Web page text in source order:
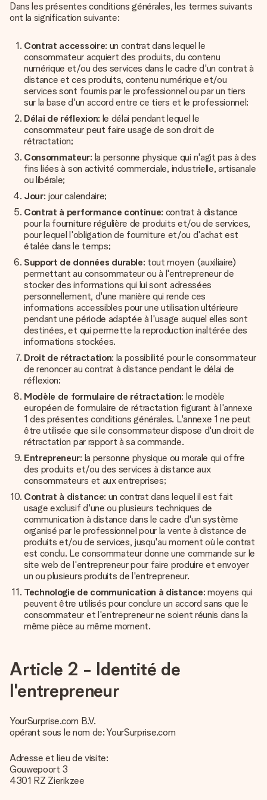
Dans les présentes conditions générales, les termes suivants
ont la signification suivante:
Contrat accessoire: un contrat dans lequel le
consommateur acquiert des produits, du contenu
numérique et/ou des services dans le cadre d'un contrat à
distance et ces produits, contenu numérique et/ou
services sont fournis par le professionnel ou par un tiers
sur la base d'un accord entre ce tiers et le professionnel;
Délai de réflexion: le délai pendant lequel le
consommateur peut faire usage de son droit de
rétractation;
Consommateur: la personne physique qui n'agit pas à des
fins liées à son activité commerciale, industrielle, artisanale
ou libérale;
Jour: jour calendaire;
Contrat à performance continue: contrat à distance
pour la fourniture régulière de produits et/ou de services,
pour lequel l'obligation de fourniture et/ou d'achat est
étalée dans le temps;
Support de données durable: tout moyen (auxiliaire)
permettant au consommateur ou à l'entrepreneur de
stocker des informations qui lui sont adressées
personnellement, d'une manière qui rende ces
informations accessibles pour une utilisation ultérieure
pendant une période adaptée à l'usage auquel elles sont
destinées, et qui permette la reproduction inaltérée des
informations stockées.
Droit de rétractation: la possibilité pour le consommateur
de renoncer au contrat à distance pendant le délai de
réflexion;
Modèle de formulaire de rétractation: le modèle
européen de formulaire de rétractation figurant à l'annexe
1 des présentes conditions générales. L'annexe 1 ne peut
être utilisée que si le consommateur dispose d'un droit de
rétractation par rapport à sa commande.
Entrepreneur: la personne physique ou morale qui offre
des produits et/ou des services à distance aux
consommateurs et aux entreprises;
Contrat à distance: un contrat dans lequel il est fait
usage exclusif d'une ou plusieurs techniques de
communication à distance dans le cadre d'un système
organisé par le professionnel pour la vente à distance de
produits et/ou de services, jusqu'au moment où le contrat
est conclu. Le consommateur donne une commande sur le
site web de l'entrepreneur pour faire produire et envoyer
un ou plusieurs produits de l'entrepreneur.
Technologie de communication à distance: moyens qui
peuvent être utilisés pour conclure un accord sans que le
consommateur et l'entrepreneur ne soient réunis dans la
même pièce au même moment.
Article 2 - Identité de
l'entrepreneur
YourSurprise.com B.V.
opérant sous le nom de: YourSurprise.com
Adresse et lieu de visite:
Gouwepoort 3
4301 RZ Zierikzee